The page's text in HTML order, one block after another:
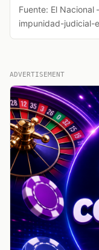
Fuente: El
impunidad-judicial-
ADVERTISEMENT